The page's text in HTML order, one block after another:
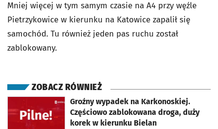
Mniej więcej w tym samym czasie na A4 przy węźle
Pietrzykowice w kierunku na Katowice zapalił się
samochód. Tu również jeden pas ruchu został
zablokowany.
ZOBACZ RÓWNIEŻ
Groźny wypadek na Karkonoskiej.
Częściowo zablokowana droga, duży
korek w kierunku Bielan
otworzy się w nowej karcie